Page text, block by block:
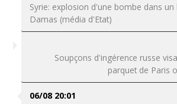
Syrie: explosion d'une bombe dans un
Damas (média d'Etat)
Soupçons d'ingérence russe
parquet de Paris
06/08 20:01